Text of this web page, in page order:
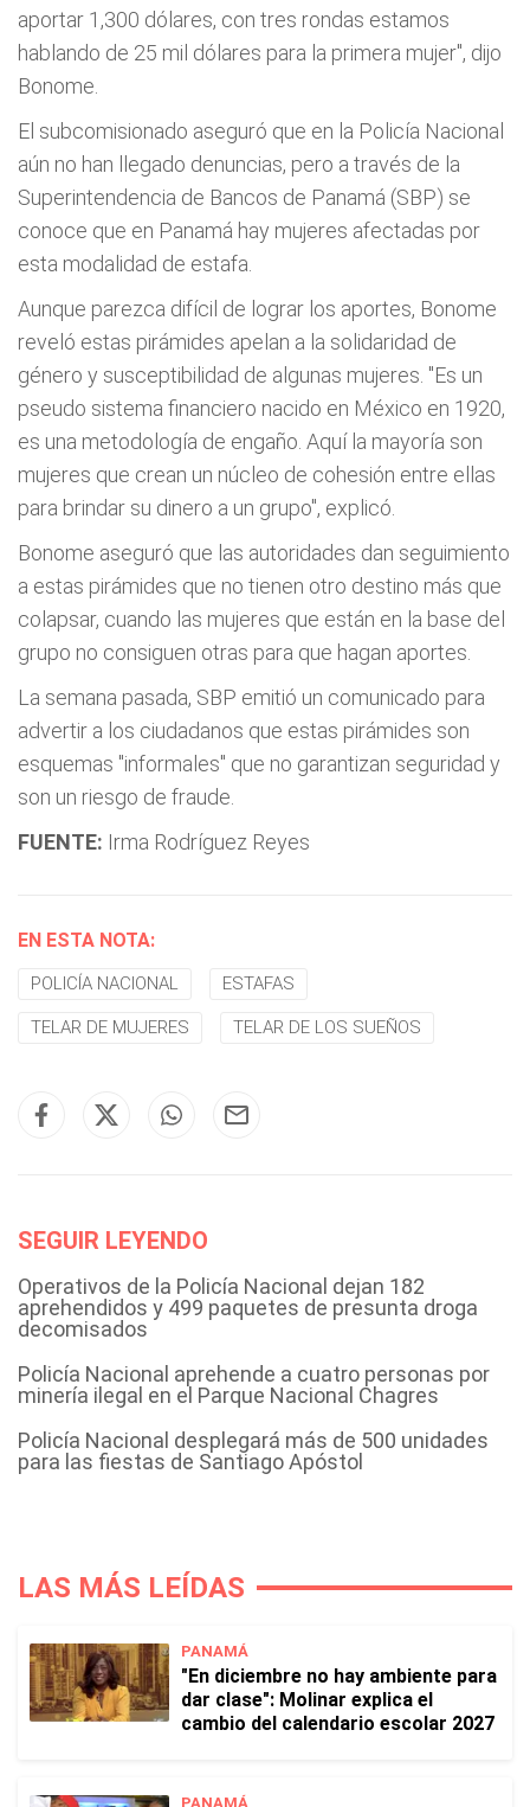
aportar 1,300 dólares, con tres rondas estamos
hablando de 25 mil dólares para la primera mujer", dijo
Bonome.
El subcomisionado aseguró que en la Policía Nacional
aún no han llegado denuncias, pero a través de la
Superintendencia de Bancos de Panamá (SBP) se
conoce que en Panamá hay mujeres afectadas por
esta modalidad de estafa.
Aunque parezca difícil de lograr los aportes, Bonome
reveló estas pirámides apelan a la solidaridad de
género y susceptibilidad de algunas mujeres. "Es un
pseudo sistema financiero nacido en México en 1920,
es una metodología de engaño. Aquí la mayoría son
mujeres que crean un núcleo de cohesión entre ellas
para brindar su dinero a un grupo", explicó.
Bonome aseguró que las autoridades dan seguimiento
a estas pirámides que no tienen otro destino más que
colapsar, cuando las mujeres que están en la base del
grupo no consiguen otras para que hagan aportes.
La semana pasada, SBP emitió un comunicado para
advertir a los ciudadanos que estas pirámides son
esquemas "informales" que no garantizan seguridad y
son un riesgo de fraude.
FUENTE: Irma Rodríguez Reyes
EN ESTA NOTA:
POLICÍA NACIONAL ESTAFAS
TELAR DE MUJERES TELAR DE LOS SUEÑOS
SEGUIR LEYENDO
Operativos de la Policía Nacional dejan 182
aprehendidos y 499 paquetes de presunta droga
decomisados
Policía Nacional aprehende a cuatro personas por
minería ilegal en el Parque Nacional Chagres
Policía Nacional desplegará más de 500 unidades
para las fiestas de Santiago Apóstol
LAS MÁS LEÍDAS
PANAMÁ
"En diciembre no hay ambiente para
dar clase": Molinar explica el
cambio del calendario escolar 2027
PANAMÁ